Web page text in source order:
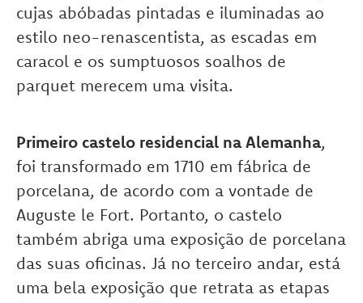
cujas abóbadas pintadas e iluminadas ao
estilo neo-renascentista, as escadas em
caracol e os sumptuosos soalhos de
parquet merecem uma visita.
Primeiro castelo residencial na Alemanha,
foi transformado em 1710 em fábrica de
porcelana, de acordo com a vontade de
Auguste le Fort. Portanto, o castelo
também abriga uma exposição de porcelana
das suas oficinas. Já no terceiro andar, está
uma bela exposição que retrata as etapas